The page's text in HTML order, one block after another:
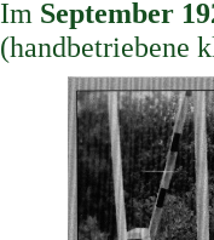
Im September
(handbetriebene